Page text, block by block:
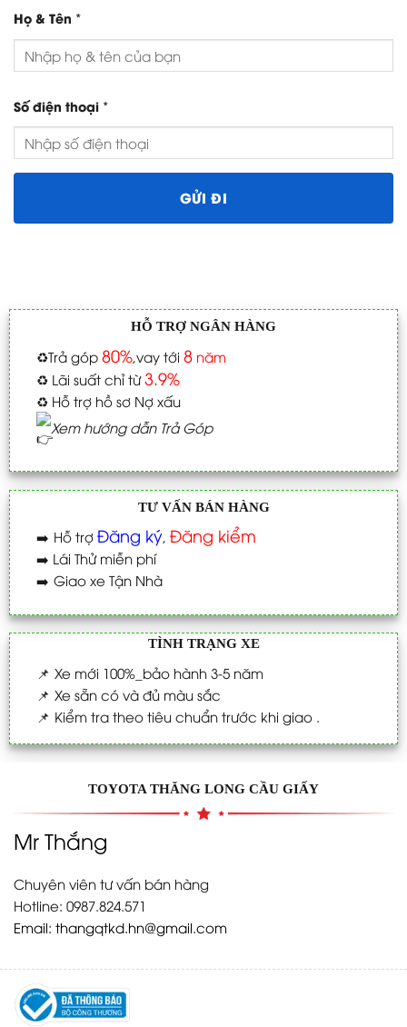
Họ & Tên *
Số điện thoại *
HỖ TRỢ NGÂN HÀNG
♻️Trả góp 80%,vay tới 8năm
♻️ Lãi suất chỉ từ3.9%
♻️ Hỗ trợ hồ sơ Nợ xấu
Xem hướng dẫn Trả Góp
TƯ VẤN BÁN HÀNG
➡️ Hỗ trợ Đăng ký, Đăng kiểm
➡️ Lái Thử miễn phí
➡️ Giao xe Tận Nhà
TÌNH TRẠNG XE
📌 Xe mới 100%_bảo hành 3-5 năm
📌 Xe sẵn có và đủ màu sắc
📌 Kiểm tra theo tiêu chuẩn trước khi giao .
TOYOTA THĂNG LONG CẦU GIẤY
Mr Thắng
Chuyên viên tư vấn bán hàng
Hotline: 0987.824.571
Email: thangqtkd.hn@gmail.com